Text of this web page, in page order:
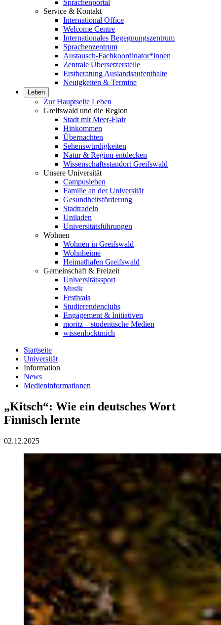
Sprachenportal
Service & Kontakt
International Office
Welcome Centre
Internationales Begegnungszentrum
Sprachenzentrum
Austausch-Fachkoordinator*innen
Zentrale Übersetzerstelle
Erstberatung Auslandsaufenthalte
Neuigkeiten & Termine
Leben
Zur Hauptseite Leben
Greifswald und die Region
Stadt mit Meer-Flair
Hinkommen
Übernachten
Sehenswürdigkeiten
Natur & Region entdecken
Wissenschaftsstandort Greifswald
Unsere Universität
Campusleben
Familie an der Universität
Gesundheitsförderung
Stadtradeln
Uniladen
Universitätsführungen
Wohnen
Wohnen in Greifswald
Wohnheime
Heimathafen Greifswald
Gemeinschaft & Freizeit
Universitätssport
Musik
Festivals
Studierendenclubs
Engagement & Initiativen
moritz – studentische Medien
wissenlocktmich
Startseite
Universität
Information
News
Medieninformationen
„Kitsch“: Wie ein deutsches Wort
Finnisch lernte
02.12.2025